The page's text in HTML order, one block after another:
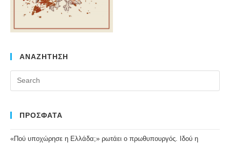
ΑΝΑΖΗΤΗΣΗ
ΠΡΟΣΦΑΤΑ
«Πού υποχώρησε η Ελλάδα;» ρωτάει ο πρωθυπουργός. Ιδού η